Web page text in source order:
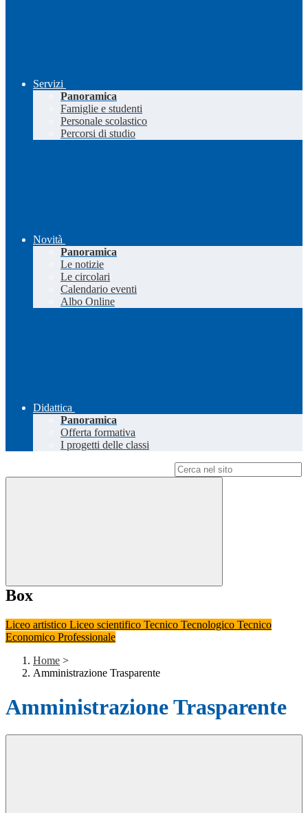
Servizi
Panoramica
Famiglie e studenti
Personale scolastico
Percorsi di studio
Novità
Panoramica
Le notizie
Le circolari
Calendario eventi
Albo Online
Didattica
Panoramica
Offerta formativa
I progetti delle classi
Box
Liceo artistico Liceo scientifico Tecnico Tecnologico Tecnico
Economico Professionale
Home >
Amministrazione Trasparente
Amministrazione Trasparente